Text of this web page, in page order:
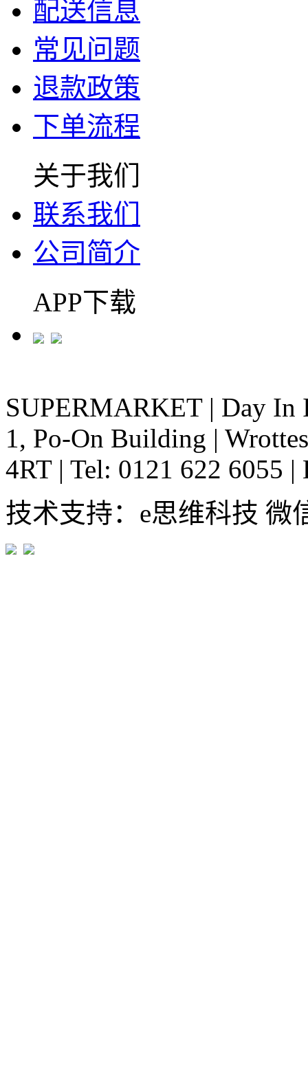
配送信息
常见问题
退款政策
下单流程
关于我们
联系我们
公司简介
APP下载
SUPERMARKET | Day In
1, Po-On Building |
4RT | Tel: 0121 622 6055 |
技术支持：e思维科技 微